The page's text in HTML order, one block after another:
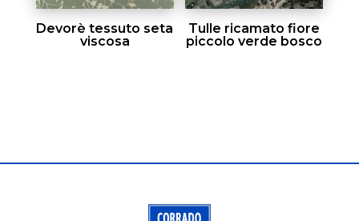
Devorè tessuto seta
viscosa
Tulle ricamato fiore
piccolo verde bosco